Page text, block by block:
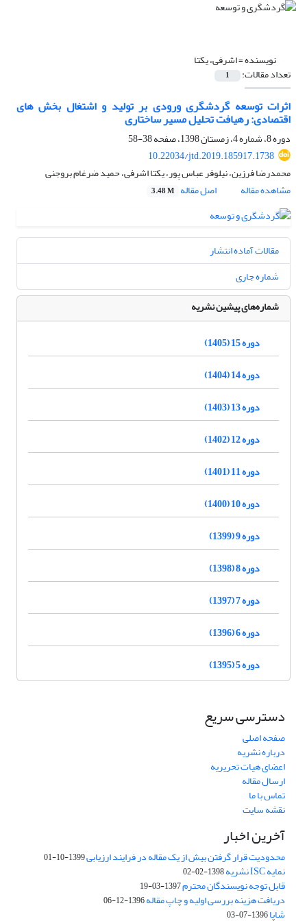
نویسنده =اشرفی، یکتا
تعداد مقالات: 1
اثرات توسعه گردشگری ورودی بر تولید و اشتغال بخش های
اقتصادی: رهیافت تحلیل مسیر ساختاری
دوره 8، شماره 4، زمستان 1398، صفحه
38-58
10.22034/jtd.2019.185917.1738
محمدرضا فرزین، نیلوفر عباس پور، یکتا اشرفی، حمید ضرغام بروجنی
مشاهده مقاله
اصل مقاله 3.48 M
مقالات آماده انتشار
شماره جاری
شماره‌های پیشین نشریه
دوره 15 (1405)
دوره 14 (1404)
دوره 13 (1403)
دوره 12 (1402)
دوره 11 (1401)
دوره 10 (1400)
دوره 9 (1399)
دوره 8 (1398)
دوره 7 (1397)
دوره 6 (1396)
دوره 5 (1395)
دسترسی سریع
صفحه اصلی
درباره نشریه
اعضای هیات تحریریه
ارسال مقاله
تماس با ما
نقشه سایت
آخرین اخبار
محدودیت قرار گرفتن بیش از یک مقاله در فرایند ارزیابی1399-10-01
نمایه ISC نشریه 1398-02-02
قابل توجه نویسندگان محترم1397-03-19
دریافت هزینه بررسی اولیه و چاپ مقاله1396-12-06
شاپا1396-07-03